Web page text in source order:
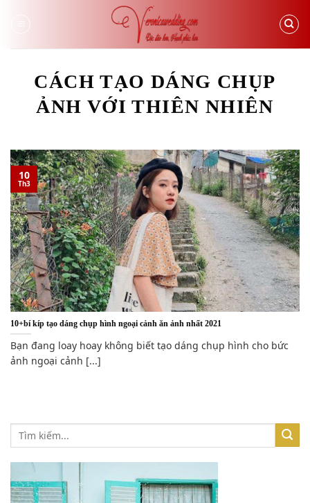
CÁCH TẠO DÁNG CHỤP
ẢNH VỚI THIÊN NHIÊN
10+bí kíp tạo dáng chụp hình ngoại cảnh ăn ảnh nhất 2021
Bạn đang loay hoay không biết tạo dáng chụp hình cho bức
ảnh ngoại cảnh [...]
10
Th3